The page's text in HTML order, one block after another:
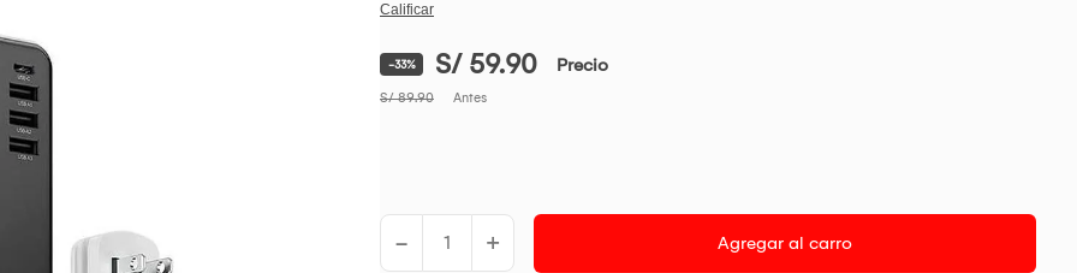
-33% S/ 59.90 Precio
S/ 89.90 Antes
- + Agregar al carro